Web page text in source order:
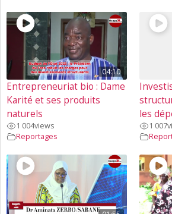
04:10
Entrepreneuriat bio : Dame
Karité et ses produits
naturels
1 004views
Reportages
les
1 007